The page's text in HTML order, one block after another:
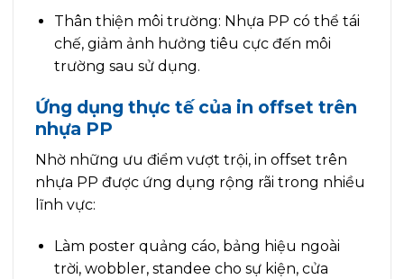
Thân thiện môi trường: Nhựa PP có thể tái
chế, giảm ảnh hưởng tiêu cực đến môi
trường sau sử dụng.
Ứng dụng thực tế của in offset trên
nhựa PP
Nhờ những ưu điểm vượt trội, in offset trên
nhựa PP được ứng dụng rộng rãi trong nhiều
lĩnh vực:
Làm poster quảng cáo, bảng hiệu ngoài
trời, wobbler, standee cho sự kiện, cửa